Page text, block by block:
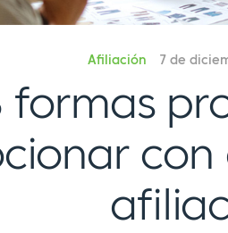
Afiliación 7 de
formas
con